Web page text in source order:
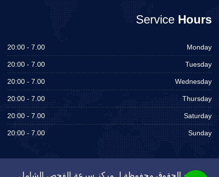
Service Hours
Monday
7.00 - 20:00
Tuesday
7.00 - 20:00
Wednesday
7.00 - 20:00
Thursday
7.00 - 20:00
Saturday
7.00 - 20:00
Sunday
7.00 - 20:00